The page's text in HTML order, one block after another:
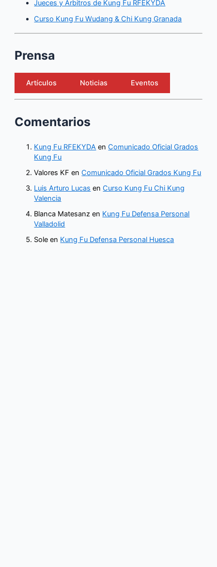
Jueces y Árbitros de Kung Fu RFEKYDA
Curso Kung Fu Wudang & Chi Kung Granada
Prensa
Artículos Noticias Eventos
Comentarios
Kung Fu RFEKYDA enComunicado Oficial Grados
Kung Fu
Valores KF enComunicado Oficial Grados Kung Fu
Luis Arturo Lucas enCurso Kung Fu Chi Kung
Valencia
Blanca Matesanz en Kung Fu Defensa Personal
Valladolid
Sole en Kung Fu Defensa Personal Huesca